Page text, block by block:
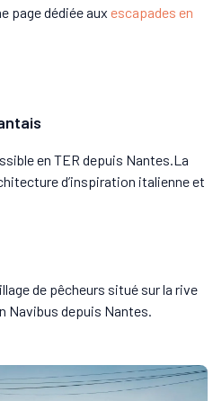
page dédiée aux escapades en
en TER depuis Nantes.La
d’inspiration italienne et
de pêcheurs situé sur la rive
Navibus depuis Nantes.